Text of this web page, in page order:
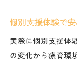
個別支援体験で
実際に個別支援体
の変化から療育環